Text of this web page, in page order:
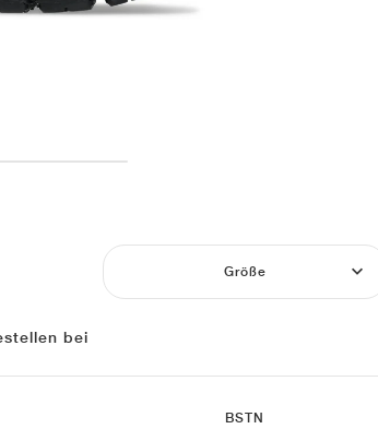
Größe
bei
BSTN